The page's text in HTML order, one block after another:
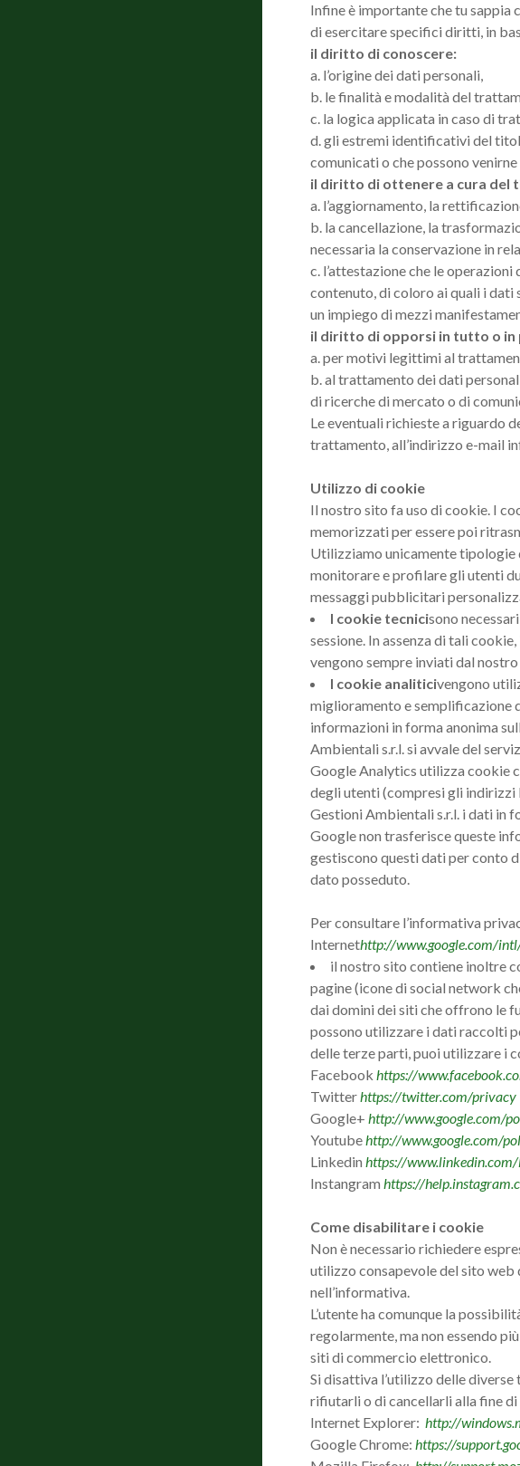
Infine è importante che tu sappia
di esercitare specifici diritti, in
il diritto di conoscere:
a. l’origine dei dati personali,
b. le finalità e modalità del
c. la logica applicata in caso di
d. gli estremi identificativi del
comunicati o che possono venirne
il diritto di ottenere a cura del
a. l’aggiornamento, la
b. la cancellazione, la
necessaria la conservazione in
c. l’attestazione che le
contenuto, di coloro ai quali i
un impiego di mezzi
il diritto di opporsi in tutto o in
a. per motivi legittimi al
b. al trattamento dei dati
di ricerche di mercato o di
Le eventuali richieste a riguardo
trattamento, all’indirizzo e-mail
Utilizzo di cookie
Il nostro sito fa uso di cookie. I
memorizzati per essere poi
Utilizziamo unicamente tipologie
monitorare e profilare gli utenti
messaggi pubblicitari
I cookie tecnicisono
sessione. In assenza di tali
vengono sempre inviati dal
I cookie analiticivengono
miglioramento e semplificazione
informazioni in forma anonima
Ambientali s.r.l. si avvale del
Google Analytics utilizza cookie
degli utenti (compresi gli indirizzi
Gestioni Ambientali s.r.l. i dati in
Google non trasferisce queste
gestiscono questi dati per conto
dato posseduto.
Per consultare l’informativa
Internethttp://www.google.com/
il nostro sito contiene inoltre
pagine (icone di social network
dai domini dei siti che offrono le
possono utilizzare i dati raccolti
delle terze parti, puoi utilizzare i
Facebook https://
Twitterhttps://twitter.com/privacy
Google+ http://www.google.com/
Youtubehttp://www.google.com/
Linkedin https://
Instangram https://
Come disabilitare i cookie
Non è necessario richiedere
utilizzo consapevole del sito web
nell’informativa.
L’utente ha comunque la
regolarmente, ma non essendo
siti di commercio elettronico.
Si disattiva l’utilizzo delle
rifiutarli o di cancellarli alla fine
Internet Explorer: http://
Google Chrome: https://